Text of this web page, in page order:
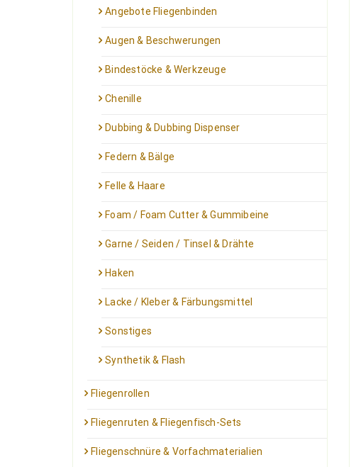
Angebote Fliegenbinden
Augen & Beschwerungen
Bindestöcke & Werkzeuge
Chenille
Dubbing & Dubbing Dispenser
Federn & Bälge
Felle & Haare
Foam / Foam Cutter & Gummibeine
Garne / Seiden / Tinsel & Drähte
Haken
Lacke / Kleber & Färbungsmittel
Sonstiges
Synthetik & Flash
Fliegenrollen
Fliegenruten & Fliegenfisch-Sets
Fliegenschnüre & Vorfachmaterialien